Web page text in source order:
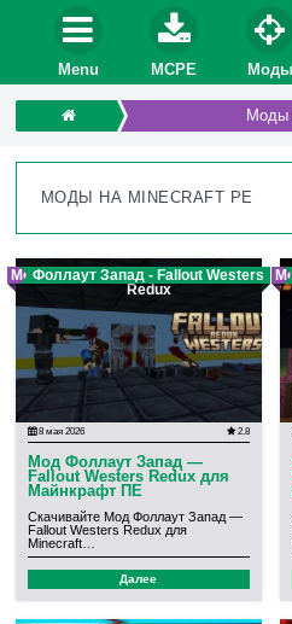
Menu MCPE Моды
Моды
МОДЫ НА MINECRAFT PE
МодФоллаут Запад - Fallout Westers
Redux
8 мая 2026 2.8
Мод Фоллаут Запад —
Fallout Westers Redux для
Майнкрафт ПЕ
Скачивайте Мод Фоллаут Запад —
Fallout Westers Redux для
Minecraft…
Далее